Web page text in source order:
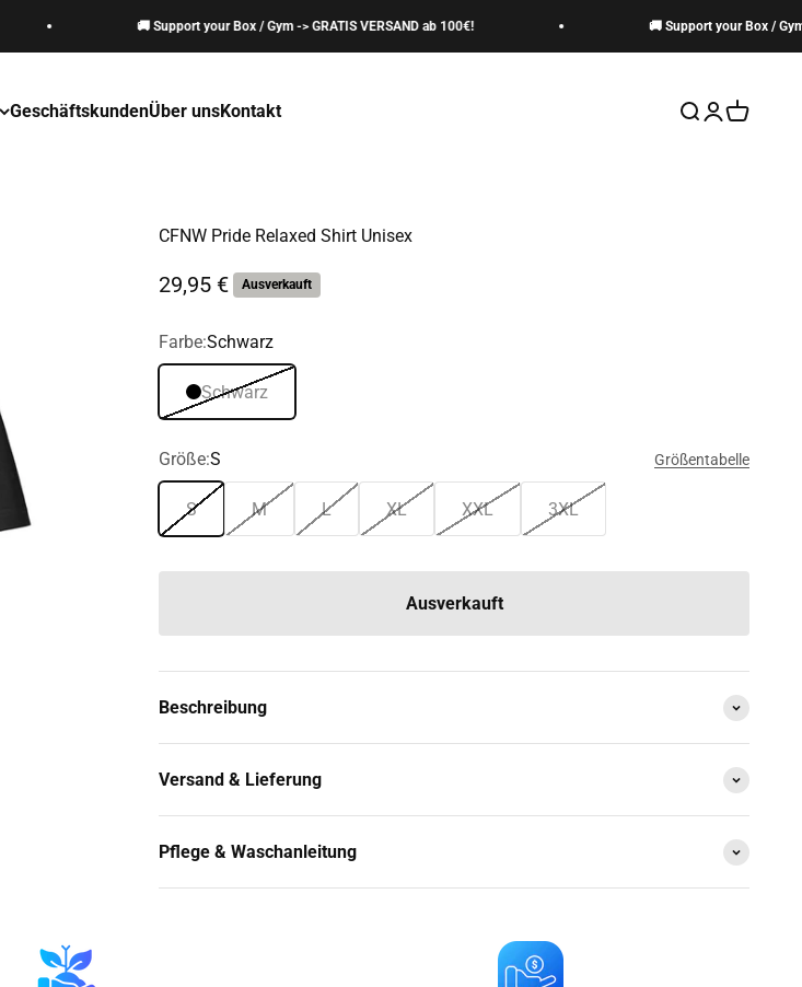
🚚 Support your Box / Gym -> GRATIS VERSAND ab 100€! 🚚 Support your Box / Gym ->
GeschäftskundenÜber unsKontakt Suche öffnen
CFNW Pride Relaxed Shirt Unisex
Angebot
29,95 € Ausverkauft
Farbe:Schwarz
Schwarz
Größe:S Größentabelle
S M L XL XXL 3XL
Ausverkauft
Beschreibung
Versand & Lieferung
Pflege & Waschanleitung